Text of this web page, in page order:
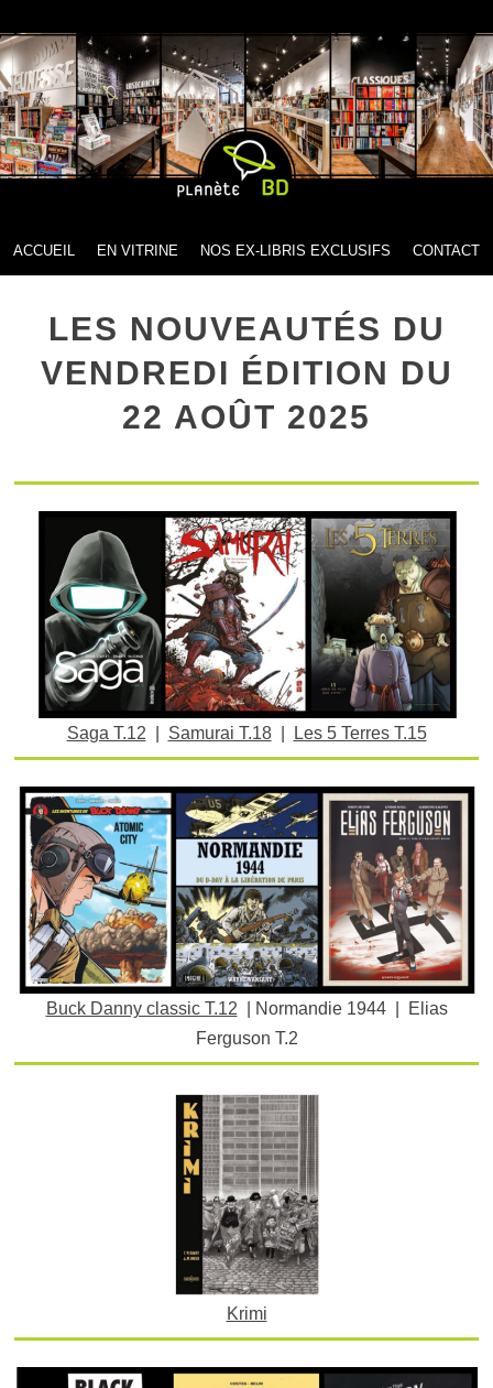
MENU
SKIP TO CONTENT
ACCUEIL EN VITRINE NOS EX-LIBRIS EXCLUSIFS CONTACT
LES NOUVEAUTÉS DU
VENDREDI ÉDITION DU
22 AOÛT 2025
Saga T.12 Samurai T.18| Les 5 Terres T.15
Buck Danny classic T.12 | Normandie 1944 | Elias
Ferguson T.2
Krimi